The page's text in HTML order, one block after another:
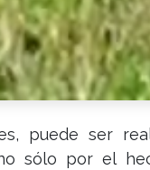
puede ser
sólo por el